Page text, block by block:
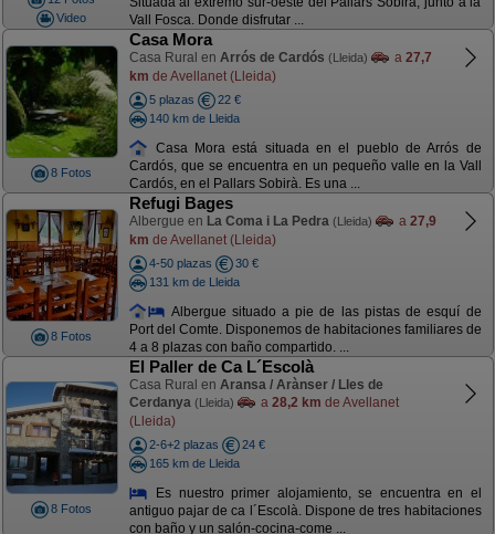
Video
Vall Fosca. Donde disfrutar ...
8 Fotos
Casa Mora
Casa Rural en Arrós de Cardós (Lleida) a 27,7
km de Avellanet (Lleida)
5 plazas
22 €
140 km de Lleida
Casa Mora está situada en el pueblo de Arrós de
Cardós, que se encuentra en un pequeño valle en la Vall
Cardós, en el Pallars Sobirà. Es una ...
8 Fotos
Refugi Bages
Albergue en La Coma i La Pedra (Lleida) a 27,9
km de Avellanet (Lleida)
4-50 plazas
30 €
131 km de Lleida
Albergue situado a pie de las pistas de esquí de
Port del Comte. Disponemos de habitaciones familiares de
4 a 8 plazas con baño compartido. ...
8 Fotos
El Paller de Ca L´Escolà
Casa Rural en Aransa / Arànser / Lles de
Cerdanya (Lleida) a 28,2 km de Avellanet
(Lleida)
2-6+2 plazas
24 €
165 km de Lleida
Es nuestro primer alojamiento, se encuentra en el
antiguo pajar de ca l´Escolà. Dispone de tres habitaciones
con baño y un salón-cocina-come ...